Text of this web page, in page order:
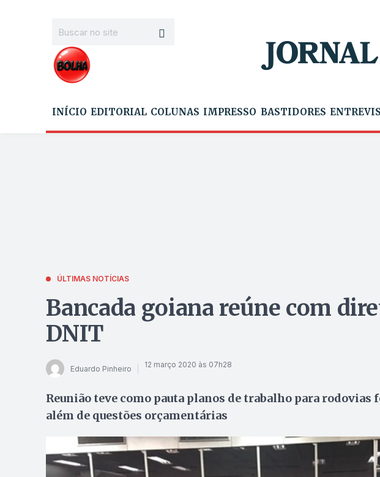
INÍCIO EDITORIAL COLUNAS IMPRESSO BASTIDORES
ÚLTIMAS NOTÍCIAS
Bancada goiana reúne com
DNIT
Eduardo Pinheiro 12 março 2020 às 07h28
Reunião teve como pauta planos de trabalho para rodovias
além de questões orçamentárias